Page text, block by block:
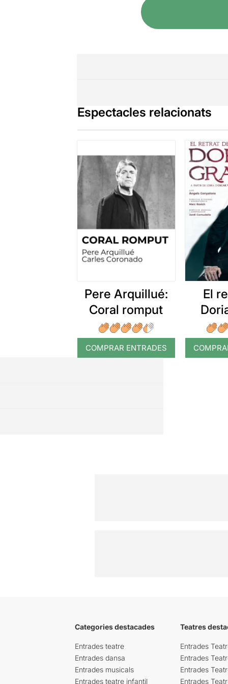
Espectacles relacionats
Pere Arquillué:
Coral romput
COMPRAR ENTRADES
El
Categories destacades
Entrades teatre
Entrades dansa
Entrades musicals
Entrades teatre infantil
Teatres
Entrades
Entrades
Entrades
Entrades